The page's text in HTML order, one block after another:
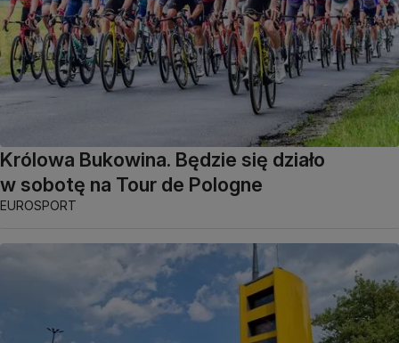
Królowa Bukowina. Będzie się działo
w sobotę na Tour de Pologne
EUROSPORT